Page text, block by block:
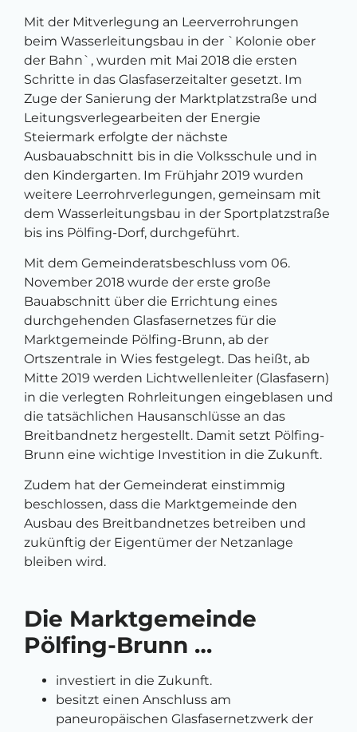
Mit der Mitverlegung an Leerverrohrungen
beim Wasserleitungsbau in der `Kolonie ober
der Bahn`, wurden mit Mai 2018 die ersten
Schritte in das Glasfaserzeitalter gesetzt. Im
Zuge der Sanierung der Marktplatzstraße und
Leitungsverlegearbeiten der Energie
Steiermark erfolgte der nächste
Ausbauabschnitt bis in die Volksschule und in
den Kindergarten. Im Frühjahr 2019 wurden
weitere Leerrohrverlegungen, gemeinsam mit
dem Wasserleitungsbau in der Sportplatzstraße
bis ins Pölfing-Dorf, durchgeführt.
Mit dem Gemeinderatsbeschluss vom 06.
November 2018 wurde der erste große
Bauabschnitt über die Errichtung eines
durchgehenden Glasfasernetzes für die
Marktgemeinde Pölfing-Brunn, ab der
Ortszentrale in Wies festgelegt. Das heißt, ab
Mitte 2019 werden Lichtwellenleiter (Glasfasern)
in die verlegten Rohrleitungen eingeblasen und
die tatsächlichen Hausanschlüsse an das
Breitbandnetz hergestellt. Damit setzt Pölfing-
Brunn eine wichtige Investition in die Zukunft.
Zudem hat der Gemeinderat einstimmig
beschlossen, dass die Marktgemeinde den
Ausbau des Breitbandnetzes betreiben und
zukünftig der Eigentümer der Netzanlage
bleiben wird.
Die Marktgemeinde
Pölfing-Brunn …
investiert in die Zukunft.
besitzt einen Anschluss am
paneuropäischen Glasfasernetzwerk der